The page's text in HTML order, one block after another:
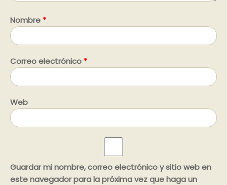
Nombre *
Correo electrónico *
Web
Guardar mi nombre, correo electrónico y sitio web en
este navegador para la próxima vez que haga un